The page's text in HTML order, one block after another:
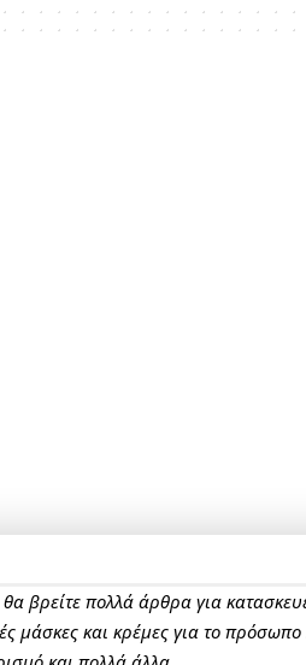
βρείτε πολλά άρθρα για
μάσκες και κρέμες για το